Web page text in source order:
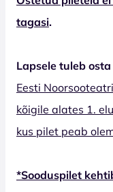
tagasi.
Lapsele tuleb
Eesti
kõigile alates 1.
kus pilet peab
*Sooduspilet